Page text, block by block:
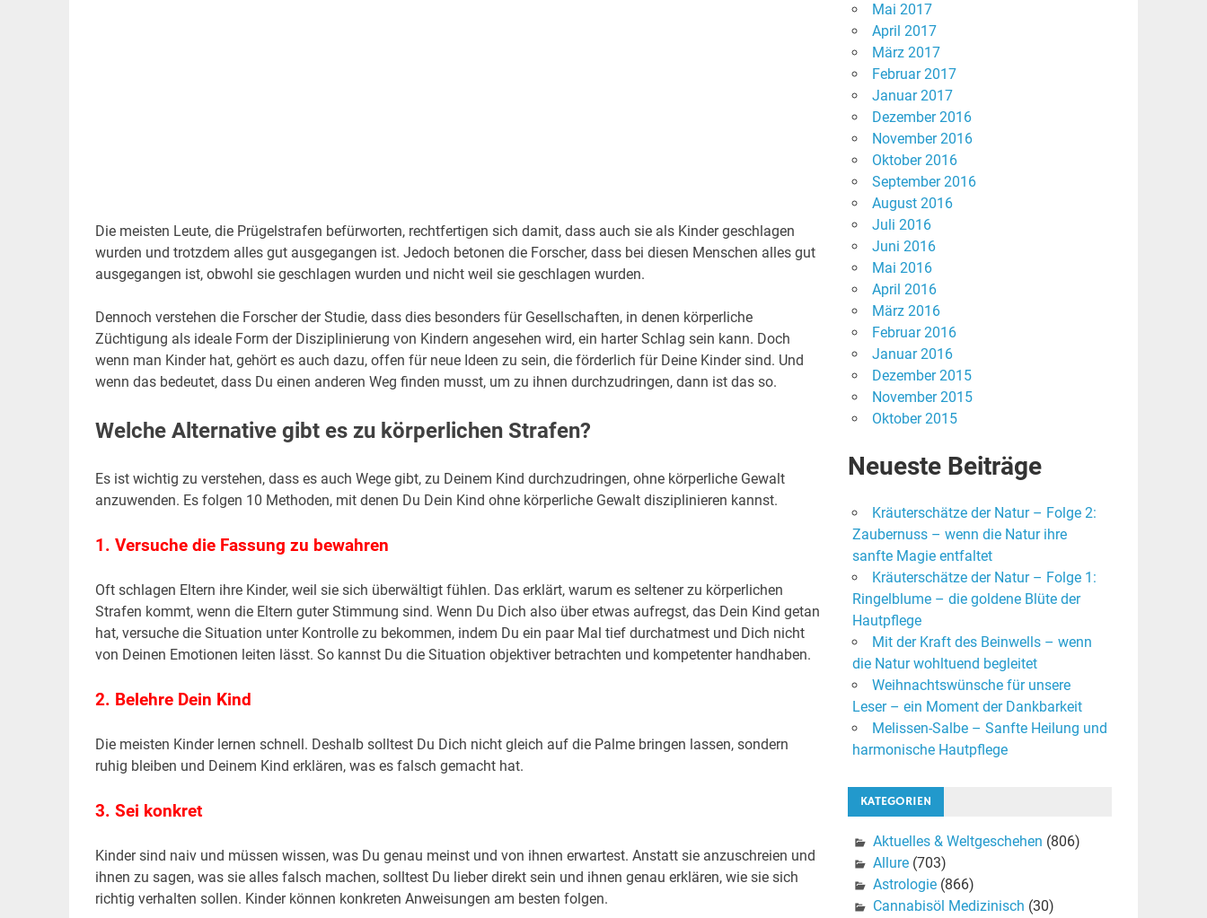
Die meisten Leute, die Prügelstrafen befürworten, rechtfertigen sich damit, dass auch sie als Kinder geschlagen
wurden und trotzdem alles gut ausgegangen ist. Jedoch betonen die Forscher, dass bei diesen Menschen alles gut
ausgegangen ist, obwohl sie geschlagen wurden und nicht weil sie geschlagen wurden.
Dennoch verstehen die Forscher der Studie, dass dies besonders für Gesellschaften, in denen körperliche
Züchtigung als ideale Form der Disziplinierung von Kindern angesehen wird, ein harter Schlag sein kann. Doch
wenn man Kinder hat, gehört es auch dazu, offen für neue Ideen zu sein, die förderlich für Deine Kinder sind. Und
wenn das bedeutet, dass Du einen anderen Weg finden musst, um zu ihnen durchzudringen, dann ist das so.
Welche Alternative gibt es zu körperlichen Strafen?
Es ist wichtig zu verstehen, dass es auch Wege gibt, zu Deinem Kind durchzudringen, ohne körperliche Gewalt
anzuwenden. Es folgen 10 Methoden, mit denen Du Dein Kind ohne körperliche Gewalt disziplinieren kannst.
1. Versuche die Fassung zu bewahren
Oft schlagen Eltern ihre Kinder, weil sie sich überwältigt fühlen. Das erklärt, warum es seltener zu körperlichen
Strafen kommt, wenn die Eltern guter Stimmung sind. Wenn Du Dich also über etwas aufregst, das Dein Kind getan
hat, versuche die Situation unter Kontrolle zu bekommen, indem Du ein paar Mal tief durchatmest und Dich nicht
von Deinen Emotionen leiten lässt. So kannst Du die Situation objektiver betrachten und kompetenter handhaben.
2. Belehre Dein Kind
Die meisten Kinder lernen schnell. Deshalb solltest Du Dich nicht gleich auf die Palme bringen lassen, sondern
ruhig bleiben und Deinem Kind erklären, was es falsch gemacht hat.
3. Sei konkret
Kinder sind naiv und müssen wissen, was Du genau meinst und von ihnen erwartest. Anstatt sie anzuschreien und
ihnen zu sagen, was sie alles falsch machen, solltest Du lieber direkt sein und ihnen genau erklären, wie sie sich
richtig verhalten sollen. Kinder können konkreten Anweisungen am besten folgen.
Mai 2017
April 2017
März 2017
Februar 2017
Januar 2017
Dezember 2016
November 2016
Oktober 2016
September 2016
August 2016
Juli 2016
Juni 2016
Mai 2016
April 2016
März 2016
Februar 2016
Januar 2016
Dezember 2015
November 2015
Oktober 2015
Neueste Beiträge
Kräuterschätze der Natur – Folge 2:
Zaubernuss – wenn die Natur ihre
sanfte Magie entfaltet
Kräuterschätze der Natur – Folge 1:
Ringelblume – die goldene Blüte der
Hautpflege
Mit der Kraft des Beinwells – wenn
die Natur wohltuend begleitet
Weihnachtswünsche für unsere
Leser – ein Moment der Dankbarkeit
Melissen-Salbe – Sanfte Heilung und
harmonische Hautpflege
KATEGORIEN
Aktuelles & Weltgeschehen (806)
Allure(703)
Astrologie(866)
Cannabisöl Medizinisch (30)